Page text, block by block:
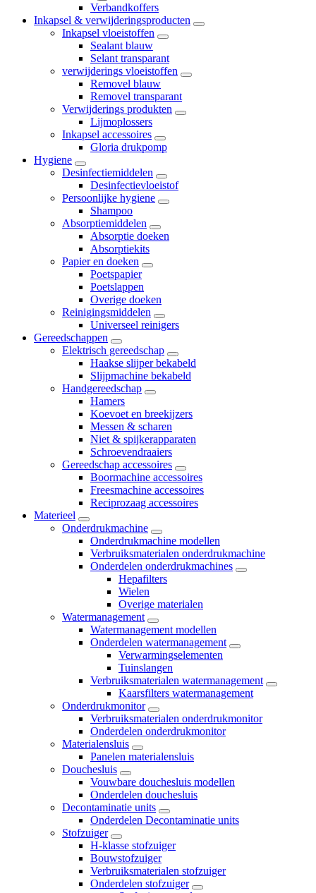
Verbandkoffers
Inkapsel & verwijderingsproducten
Inkapsel vloeistoffen
Sealant blauw
Selant transparant
verwijderings vloeistoffen
Removel blauw
Removel transparant
Verwijderings produkten
Lijmoplossers
Inkapsel accessoires
Gloria drukpomp
Hygiene
Desinfectiemiddelen
Desinfectievloeistof
Persoonlijke hygiene
Shampoo
Absorptiemiddelen
Absorptie doeken
Absorptiekits
Papier en doeken
Poetspapier
Poetslappen
Overige doeken
Reinigingsmiddelen
Universeel reinigers
Gereedschappen
Elektrisch gereedschap
Haakse slijper bekabeld
Slijpmachine bekabeld
Handgereedschap
Hamers
Koevoet en breekijzers
Messen & scharen
Niet & spijkerapparaten
Schroevendraaiers
Gereedschap accessoires
Boormachine accessoires
Freesmachine accessoires
Reciprozaag accessoires
Materieel
Onderdrukmachine
Onderdrukmachine modellen
Verbruiksmaterialen onderdrukmachine
Onderdelen onderdrukmachines
Hepafilters
Wielen
Overige materialen
Watermanagement
Watermanagement modellen
Onderdelen watermanagement
Verwarmingselementen
Tuinslangen
Verbruiksmaterialen watermanagement
Kaarsfilters watermanagement
Onderdrukmonitor
Verbruiksmaterialen onderdrukmonitor
Onderdelen onderdrukmonitor
Materialensluis
Panelen materialensluis
Douchesluis
Vouwbare douchesluis modellen
Onderdelen douchesluis
Decontaminatie units
Onderdelen Decontaminatie units
Stofzuiger
H-klasse stofzuiger
Bouwstofzuiger
Verbruiksmaterialen stofzuiger
Onderdelen stofzuiger